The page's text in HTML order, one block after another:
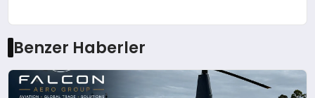
Benzer Haberler